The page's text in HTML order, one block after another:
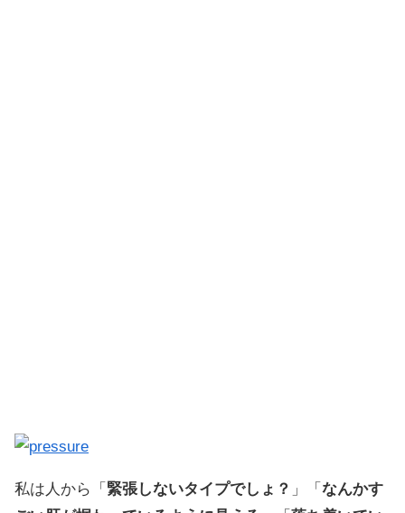
私は人から「 緊張しないタイプでしょ？ 」「 なんかす